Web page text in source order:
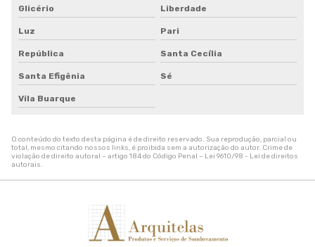
Tela de sombreamento impermeável
Tela de sombreamento onde comprar
Tela de sombreamento para alface
Tela de sombreamento para estufa
Tela de sombreamento para orquidario
Tela de sombreamento para quadra
Tela de sombreamento sob medida
Tela de sombreamento solar
Tela de sombreamento toldo
Tela de sombreamento triangular
Tela de sombrite 50
Tela de sombrite para horta
Glicério Liberdade
Luz Pari
República Santa Cecília
Santa Efigênia Sé
Vila Buarque
O conteúdo do texto desta página é de direito reservado. Sua reprodução, parcial ou
total, mesmo citando nossos links, é proibida sem a autorização do autor. Crime de
violação de direito autoral – artigo 184 do Código Penal – Lei 9610/98 - Lei de direitos
autorais.